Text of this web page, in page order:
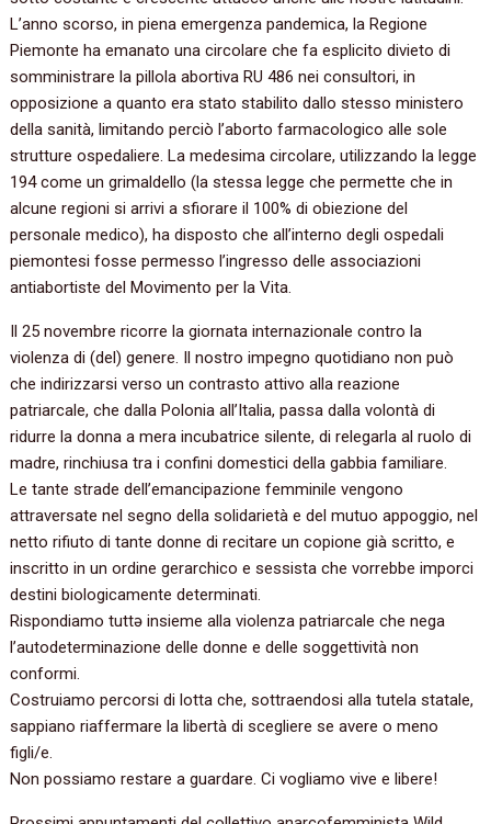
L’anno scorso, in piena emergenza pandemica, la Regione
Piemonte ha emanato una circolare che fa esplicito divieto di
somministrare la pillola abortiva RU 486 nei consultori, in
opposizione a quanto era stato stabilito dallo stesso ministero
della sanità, limitando perciò l’aborto farmacologico alle sole
strutture ospedaliere. La medesima circolare, utilizzando la legge
194 come un grimaldello (la stessa legge che permette che in
alcune regioni si arrivi a sfiorare il 100% di obiezione del
personale medico), ha disposto che all’interno degli ospedali
piemontesi fosse permesso l’ingresso delle associazioni
antiabortiste del Movimento per la Vita.
Il 25 novembre ricorre la giornata internazionale contro la
violenza di (del) genere. Il nostro impegno quotidiano non può
che indirizzarsi verso un contrasto attivo alla reazione
patriarcale, che dalla Polonia all’Italia, passa dalla volontà di
ridurre la donna a mera incubatrice silente, di relegarla al ruolo di
madre, rinchiusa tra i confini domestici della gabbia familiare.
Le tante strade dell’emancipazione femminile vengono
attraversate nel segno della solidarietà e del mutuo appoggio, nel
netto rifiuto di tante donne di recitare un copione già scritto, e
inscritto in un ordine gerarchico e sessista che vorrebbe imporci
destini biologicamente determinati.
Rispondiamo tuttə insieme alla violenza patriarcale che nega
l’autodeterminazione delle donne e delle soggettività non
conformi.
Costruiamo percorsi di lotta che, sottraendosi alla tutela statale,
sappiano riaffermare la libertà di scegliere se avere o meno
figli/e.
Non possiamo restare a guardare. Ci vogliamo vive e libere!